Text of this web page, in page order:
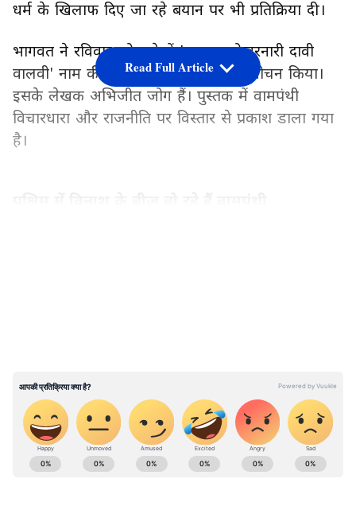
धर्म के खिलाफ दिए जा रहे बयान पर भी प्रतिक्रिया दी।
भागवत ने रविवार को पुणे में 'जागला पोखरनारी दावी
वालवी' नाम की एक मराठी पुस्तक का विमोचन किया।
इसके लेखक अभिजीत जोग हैं। पुस्तक में वामपंथी
विचारधारा और राजनीति पर विस्तार से प्रकाश डाला गया
है।
Read Full Article
National News (नेशनल न्यूज़) - Get latest India